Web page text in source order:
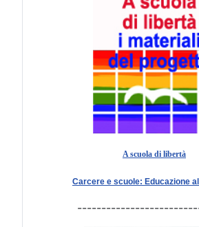
A scuola di libertà
Carcere e scuole: Educazione